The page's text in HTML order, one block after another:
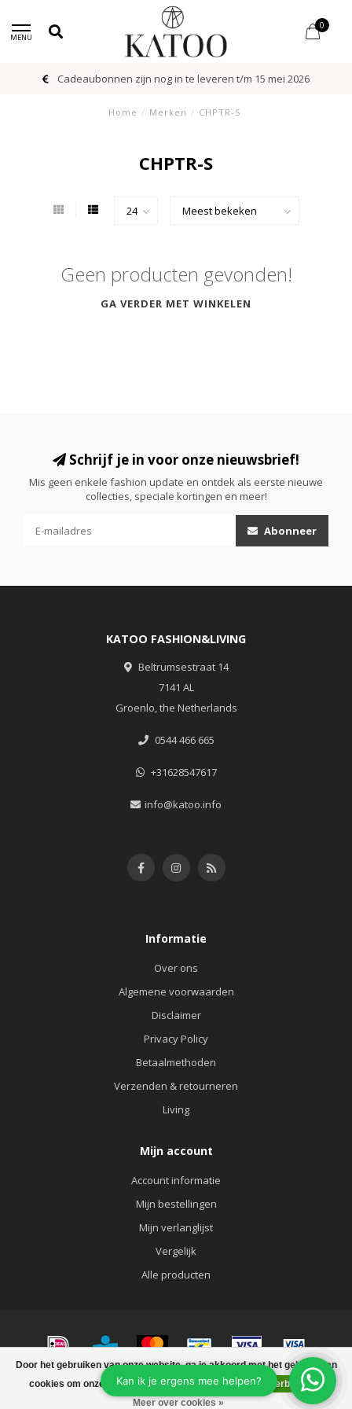
MENU
0
Cadeaubonnen zijn nog in te leveren t/m 15 mei 2026
Home / Merken / CHPTR-S
CHPTR-S
Geen producten gevonden!
GA VERDER MET WINKELEN
Door het gebruiken van onze website, ga je akkoord met het gebruik van
cookies om onze website te verbeteren.
Dit bericht verbergen
Meer over cookies »
Schrijf je in voor onze nieuwsbrief!
Mis geen enkele fashion update en ontdek als eerste nieuwe
collecties, speciale kortingen en meer!
Abonneer
KATOO FASHION&LIVING
Beltrumsestraat 14
7141 AL
Groenlo, the Netherlands
0544 466 665
+31628547617
info@katoo.info
Informatie
Over ons
Algemene voorwaarden
Disclaimer
Privacy Policy
Betaalmethoden
Verzenden & retourneren
Living
Mijn account
Account informatie
Mijn bestellingen
Mijn verlanglijst
Vergelijk
Alle producten
© Copyright 2026 KATOO FASHION&LIVING
FILTERS